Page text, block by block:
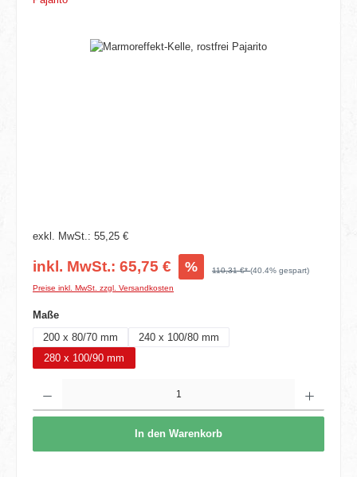
Bildergalerie überspringen
exkl. MwSt.: 55,25 €
inkl. MwSt.: 65,75 € % 110,31 €*(40.4% gespart)
Preise inkl. MwSt. zzgl. Versandkosten
Maßeauswählen
200 x 80/70 mm
240 x 100/80 mm
280 x 100/90 mm
In den Warenkorb